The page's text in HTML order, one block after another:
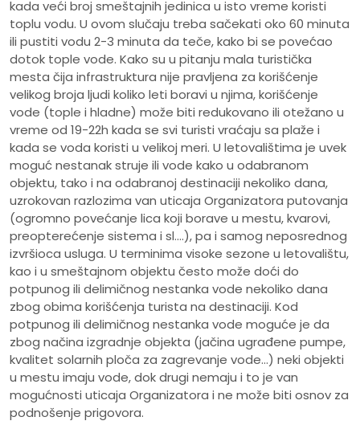
kada veći broj smeštajnih jedinica u isto vreme koristi
toplu vodu. U ovom slučaju treba sačekati oko 60 minuta
ili pustiti vodu 2-3 minuta da teče, kako bi se povećao
dotok tople vode. Kako su u pitanju mala turistička
mesta čija infrastruktura nije pravljena za korišćenje
velikog broja ljudi koliko leti boravi u njima, korišćenje
vode (tople i hladne) može biti redukovano ili otežano u
vreme od 19-22h kada se svi turisti vraćaju sa plaže i
kada se voda koristi u velikoj meri. U letovalištima je uvek
moguć nestanak struje ili vode kako u odabranom
objektu, tako i na odabranoj destinaciji nekoliko dana,
uzrokovan razlozima van uticaja Organizatora putovanja
(ogromno povećanje lica koji borave u mestu, kvarovi,
preopterećenje sistema i sl.…), pa i samog neposrednog
izvršioca usluga. U terminima visoke sezone u letovalištu,
kao i u smeštajnom objektu često može doći do
potpunog ili delimičnog nestanka vode nekoliko dana
zbog obima korišćenja turista na destinaciji. Kod
potpunog ili delimičnog nestanka vode moguće je da
zbog načina izgradnje objekta (jačina ugrađene pumpe,
kvalitet solarnih ploča za zagrevanje vode…) neki objekti
u mestu imaju vode, dok drugi nemaju i to je van
mogućnosti uticaja Organizatora i ne može biti osnov za
podnošenje prigovora.